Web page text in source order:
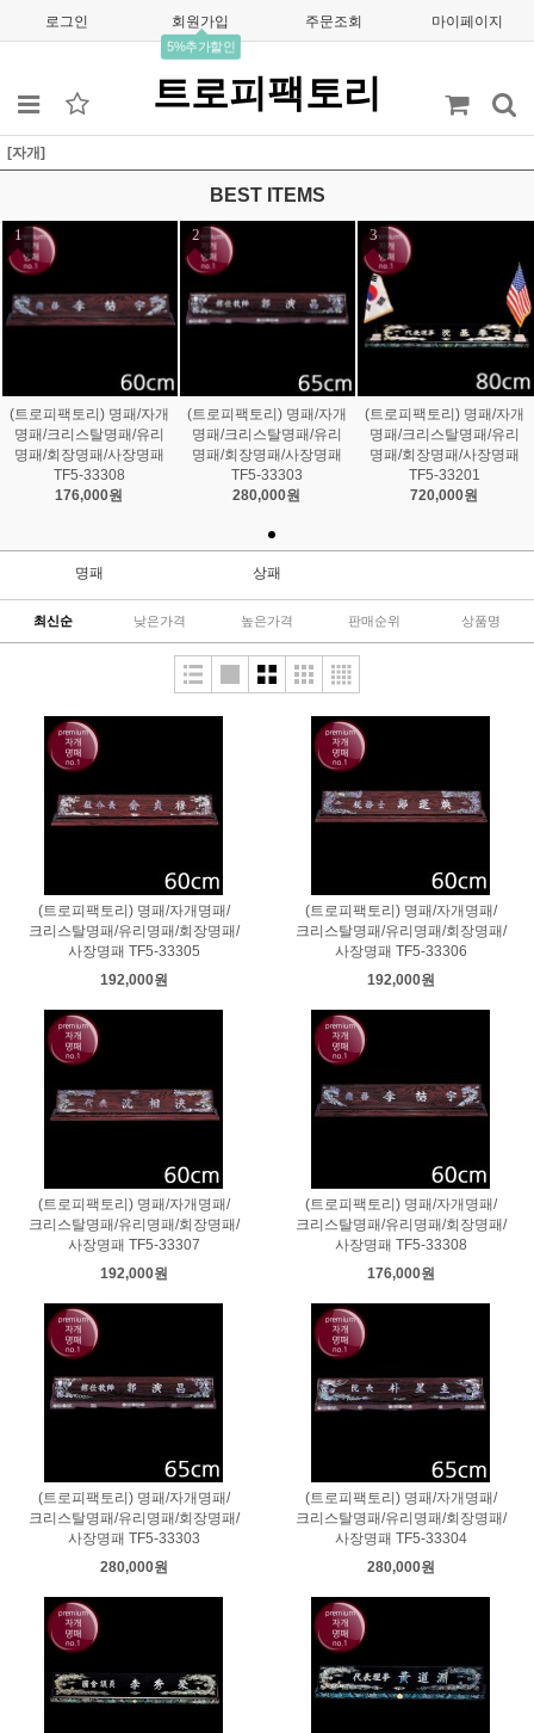
로그인 회원가입
5%추가할인
주문조회 마이페이지
트로피팩토리
[자개]
BEST ITEMS
1
(트로피팩토리) 명패/자개
명패/크리스탈명패/유리
명패/회장명패/사장명패
TF5-33308
176,000원
2
(트로피팩토리) 명패/자개
명패/크리스탈명패/유리
명패/회장명패/사장명패
TF5-33303
280,000원
3
(트로피팩토리) 명패/자개
명패/크리스탈명패/유리
명패/회장명패/사장명패
TF5-33201
720,000원
명패 상패
최신순 낮은가격 높은가격 판매순위 상품명
(트로피팩토리) 명패/자개명패/
크리스탈명패/유리명패/회장명패/
사장명패 TF5-33305
192,000원
(트로피팩토리) 명패/자개명패/
크리스탈명패/유리명패/회장명패/
사장명패 TF5-33306
192,000원
(트로피팩토리) 명패/자개명패/
크리스탈명패/유리명패/회장명패/
사장명패 TF5-33307
192,000원
(트로피팩토리) 명패/자개명패/
크리스탈명패/유리명패/회장명패/
사장명패 TF5-33308
176,000원
(트로피팩토리) 명패/자개명패/
크리스탈명패/유리명패/회장명패/
사장명패 TF5-33303
280,000원
(트로피팩토리) 명패/자개명패/
크리스탈명패/유리명패/회장명패/
사장명패 TF5-33304
280,000원